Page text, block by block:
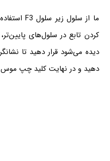
دیده می‌شود قرار دهید تا
دهید و در نهایت کلید چپ موس